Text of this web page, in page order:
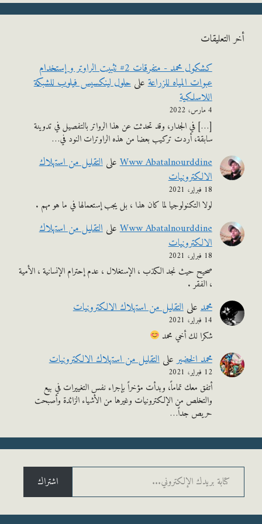
كشكول محمد - متفرقات 2# تثبيت الراوتر و إستخدام
عبوات المياه للزراعةعلىحلول لينكسيس فيلوب للشبكة
اللاسلكية
[…] في الجدار، وقد تحدثت عن هذا الرواتر بالتفصيل في تدوينة
سابقة، أردت تركيب بعضا من هذه الراوترات النود في…
Www Abatalnourddineعلىالتقليل من استهلاك
الالكترونيات
لولا التكنولوجيا لما كان هذا ، بل يجب إستعمالها في ما هو مهم .
Www Abatalnourddineعلىالتقليل من استهلاك
الالكترونيات
صحيح حيث نجد الكذب ، الإستغلال ، عدم إحترام الإنسانية ، الأمية
محمدعلى التقليل من استهلاك الالكترونيات
14 فبراير، 2021
شكرا لك أخي محمد
محمد الخضيرعلىالتقليل من استهلاك الالكترونيات
12 فبراير، 2021
أتفق معك تماماً، وبدأت مؤخراً بإجراء نفس التغييرات في بيع
والتخلص من الإلكترونيات وغيرها من الأشياء الزائدة وأصبحت
حريص جداً…
الإلكتروني...